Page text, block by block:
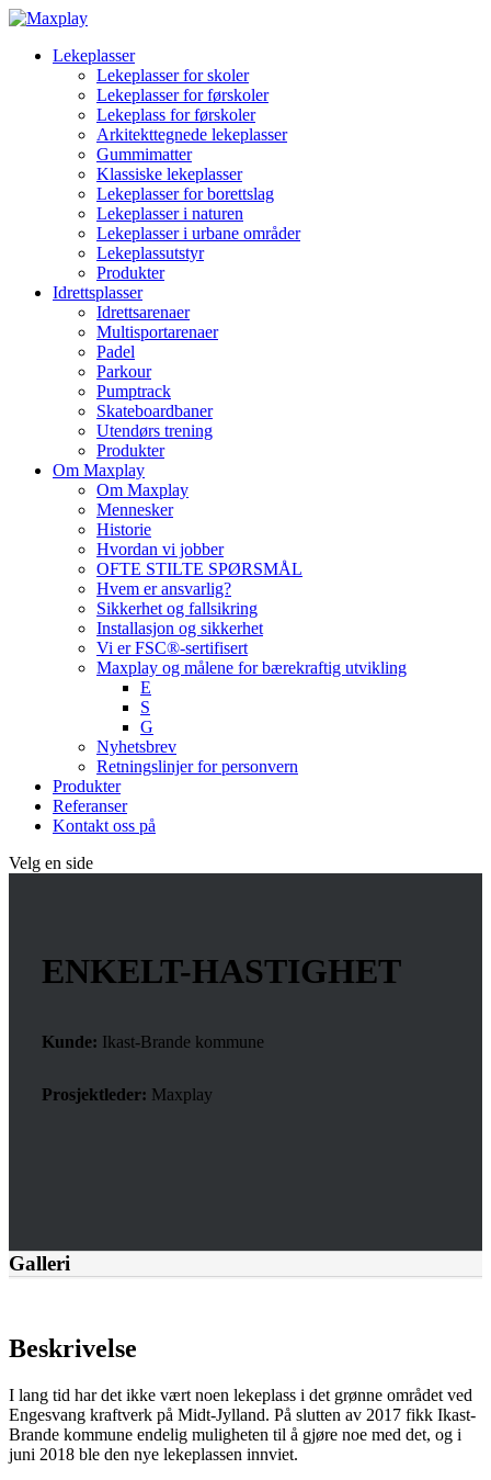
Lekeplasser
Lekeplasser for skoler
Lekeplasser for førskoler
Lekeplass for førskoler
Arkitekttegnede lekeplasser
Gummimatter
Klassiske lekeplasser
Lekeplasser for borettslag
Lekeplasser i naturen
Lekeplasser i urbane områder
Lekeplassutstyr
Produkter
Idrettsplasser
Idrettsarenaer
Multisportarenaer
Padel
Parkour
Pumptrack
Skateboardbaner
Utendørs trening
Produkter
Om Maxplay
Om Maxplay
Mennesker
Historie
Hvordan vi jobber
OFTE STILTE SPØRSMÅL
Hvem er ansvarlig?
Sikkerhet og fallsikring
Installasjon og sikkerhet
Vi er FSC®-sertifisert
Maxplay og målene for bærekraftig utvikling
E
S
G
Nyhetsbrev
Retningslinjer for personvern
Produkter
Referanser
Kontakt oss på
Velg en side
ENKELT-HASTIGHET
Kunde: Ikast-Brande kommune
Prosjektleder: Maxplay
Galleri
Beskrivelse
I lang tid har det ikke vært noen lekeplass i det grønne området ved
Engesvang kraftverk på Midt-Jylland. På slutten av 2017 fikk Ikast-
Brande kommune endelig muligheten til å gjøre noe med det, og i
juni 2018 ble den nye lekeplassen innviet.